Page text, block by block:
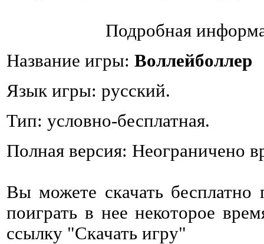
Подробная
Название игры: Воллейболлер
Язык игры: русский.
Тип: условно-бесплатная.
Полная версия: Неограничено
Вы можете скачать
поиграть в нее некоторое
ссылку "Скачать игру"